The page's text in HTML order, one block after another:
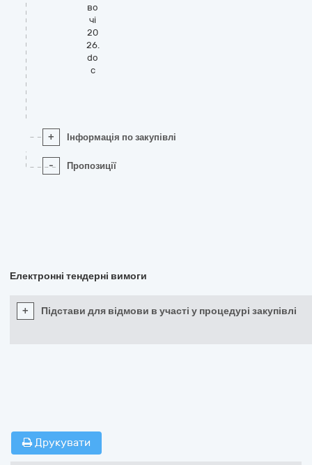
во
чі
20
26.
do
c
+ Інформація по закупівлі
- Пропозиції
Електронні тендерні вимоги
+ Підстави для відмови в участі у процедурі закупівлі
Друкувати